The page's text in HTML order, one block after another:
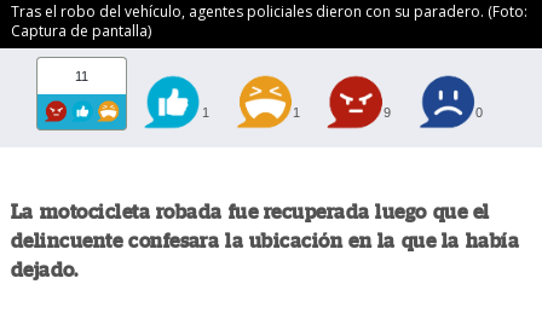
Tras el robo del vehículo, agentes policiales dieron con su paradero. (Foto:
Captura de pantalla)
11
1 1 9 0
La motocicleta robada fue recuperada luego que el
delincuente confesara la ubicación en la que la había
dejado.